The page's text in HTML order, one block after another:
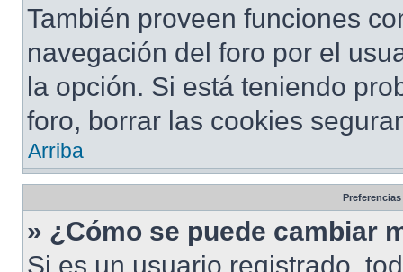
También proveen funciones
navegación del foro por el
la opción. Si está teniendo
foro, borrar las cookies
Arriba
» ¿Cómo se puede cambiar
Si es un usuario registrado,